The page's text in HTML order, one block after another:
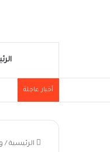
أخبار عاجلة
الرئيسية /